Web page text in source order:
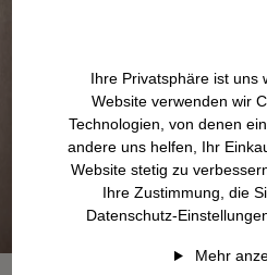
Ihre Privatsphäre ist uns
Website verwenden wir
Technologien, von denen
andere uns helfen, Ihr
Website stetig zu
Ihre Zustimmung, die
Datenschutz-
Mehr